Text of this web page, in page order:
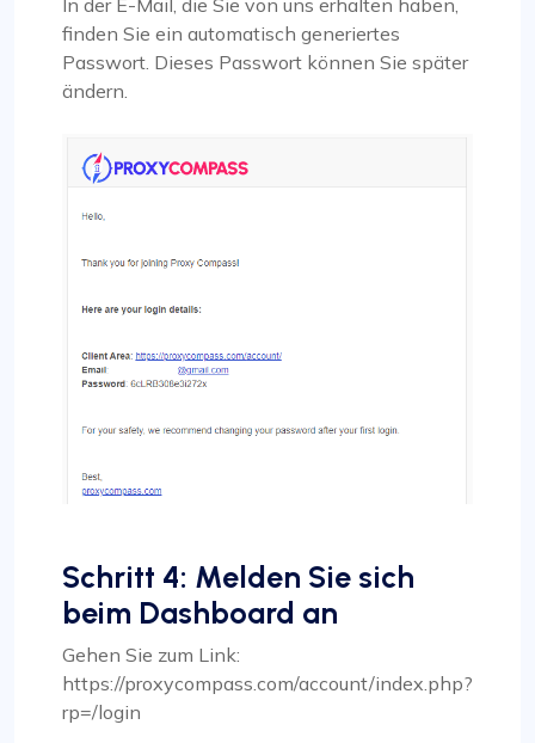
finden Sie ein automatisch generiertes
Passwort. Dieses Passwort können Sie später
ändern.
Schritt 4: Melden Sie sich
beim Dashboard an
Gehen Sie zum Link:
https://proxycompass.com/account/index.php?
rp=/login